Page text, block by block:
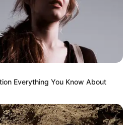
untuk Best Supporting Actress,
kategori Best Cast.
dan Fakta Will Smith
Everything You Know About